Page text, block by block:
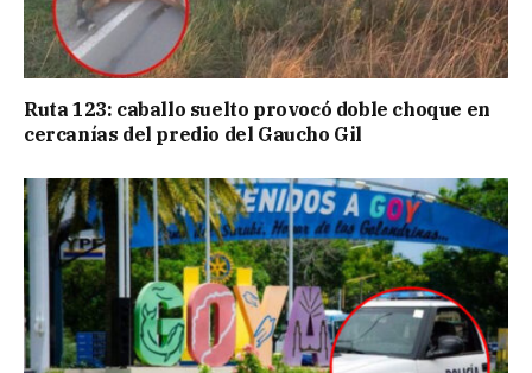
Ruta 123: caballo suelto provocó doble choque en
cercanías del predio del Gaucho Gil